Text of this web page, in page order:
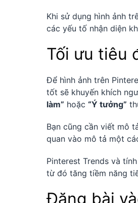
Khi sử dụng hình ảnh
các yếu tố nhận diện
Tối ưu tiêu
Để hình ảnh trên
tốt sẽ khuyến khích
làm” hoặc “Ý tưởng”
Bạn cũng cần viết mô
quan vào mô tả một
Pinterest Trends và
từ đó tăng tiềm năng
Đăng bài